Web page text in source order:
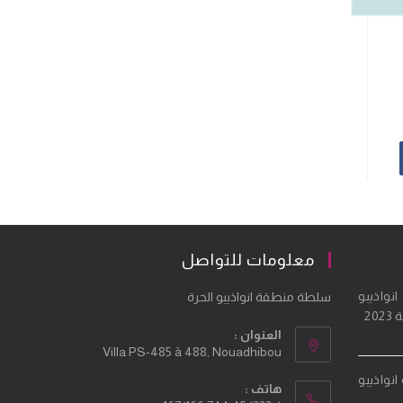
معلومات للتواصل
سلطة منطقة انواذيبو الحرة
العنوان :
Villa PS-485 à 488, Nouadhibou
هاتف :